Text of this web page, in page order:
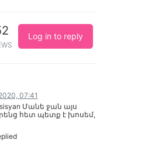
Log in to reply
07:41
Մանե ջան այս
հետ պետք է խոսեմ,